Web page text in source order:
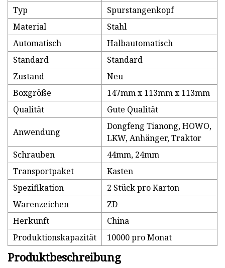
Typ
Spurstangenkopf
Material
Stahl
Automatisch
Halbautomatisch
Standard
Standard
Zustand
Neu
Boxgröße
147mm x 113mm x 113mm
Qualität
Gute Qualität
Anwendung
Dongfeng Tianong, HOWO,
LKW, Anhänger, Traktor
Schrauben
44mm, 24mm
Transportpaket
Kasten
Spezifikation
2 Stück pro Karton
Warenzeichen
ZD
Herkunft
China
Produktionskapazität
10000 pro Monat
Produktbeschreibung